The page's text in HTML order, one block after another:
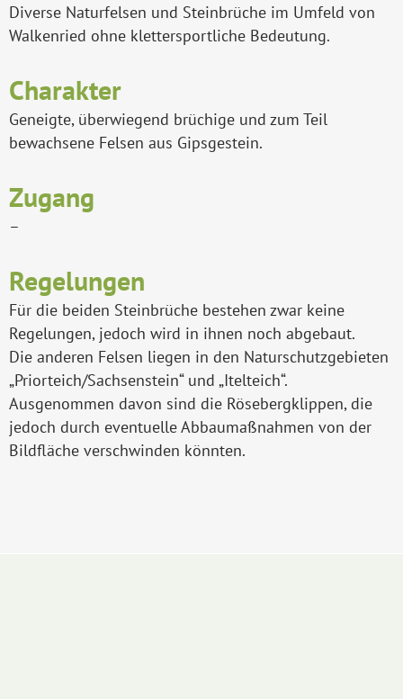
Diverse Naturfelsen und Steinbrüche im Umfeld von
Walkenried ohne klettersportliche Bedeutung.
Charakter
Geneigte, überwiegend brüchige und zum Teil
bewachsene Felsen aus Gipsgestein.
Zugang
–
Regelungen
Für die beiden Steinbrüche bestehen zwar keine
Regelungen, jedoch wird in ihnen noch abgebaut.
Die anderen Felsen liegen in den Naturschutzgebieten
„Priorteich/Sachsenstein“ und „Itelteich“.
Ausgenommen davon sind die Rösebergklippen, die
jedoch durch eventuelle Abbaumaßnahmen von der
Bildfläche verschwinden könnten.